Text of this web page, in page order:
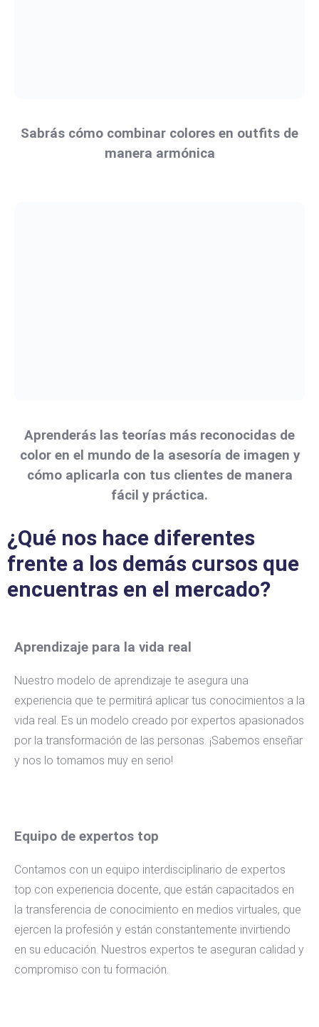
Sabrás cómo combinar colores en outfits de
manera armónica
Aprenderás las teorías más reconocidas de
color en el mundo de la asesoría de imagen y
cómo aplicarla con tus clientes de manera
fácil y práctica.
¿Qué nos hace diferentes
frente a los demás cursos que
encuentras en el mercado?
Aprendizaje para la vida real
Nuestro modelo de aprendizaje te asegura una
experiencia que te permitirá aplicar tus conocimientos a la
vida real. Es un modelo creado por expertos apasionados
por la transformación de las personas. ¡Sabemos enseñar
y nos lo tomamos muy en serio!
Equipo de expertos top
Contamos con un equipo interdisciplinario de expertos
top con experiencia docente, que están capacitados en
la transferencia de conocimiento en medios virtuales, que
ejercen la profesión y están constantemente invirtiendo
en su educación. Nuestros expertos te aseguran calidad y
compromiso con tu formación.